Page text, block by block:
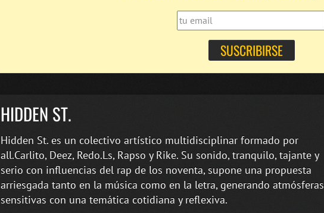
HIDDEN ST.
Hidden St. es un colectivo artístico multidisciplinar formado por
all.Carlito, Deez, Redo.Ls, Rapso y Rike. Su sonido, tranquilo, tajante y
serio con influencias del rap de los noventa, supone una propuesta
arriesgada tanto en la música como en la letra, generando atmósferas
sensitivas con una temática cotidiana y reflexiva.